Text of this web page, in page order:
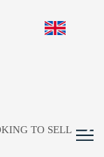
TO SELL